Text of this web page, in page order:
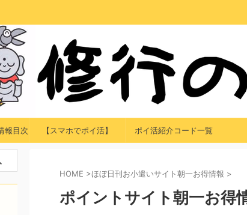
報目次 【スマホでポイ活】 ポイ活紹介コード一覧
HOME >ほぼ日刊お小遣いサイト朝一お得情報 >
ポイントサイト朝一お得